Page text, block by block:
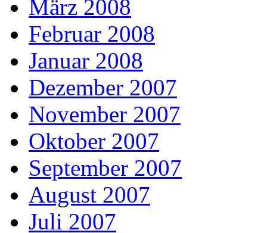
März 2008
Februar 2008
Januar 2008
Dezember 2007
November 2007
Oktober 2007
September 2007
August 2007
Juli 2007